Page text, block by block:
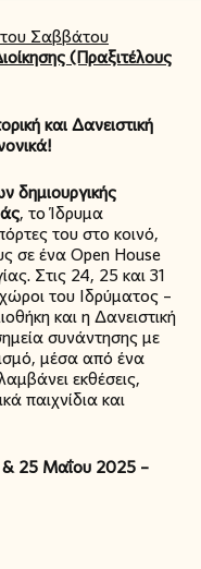
Σαββάτου
(Πραξιτέλους
και Δανειστική
δημιουργικής
, το Ίδρυμα
του στο κοινό,
σε ένα Open House
Στις 24, 25 και 31
του Ιδρύματος –
και η Δανειστική
συνάντησης με
μέσα από ένα
εκθέσεις,
παιχνίδια και
2025 –